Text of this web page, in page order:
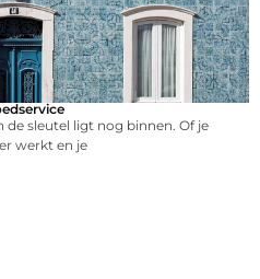
de sleutel ligt nog binnen. Of je
werkt en je